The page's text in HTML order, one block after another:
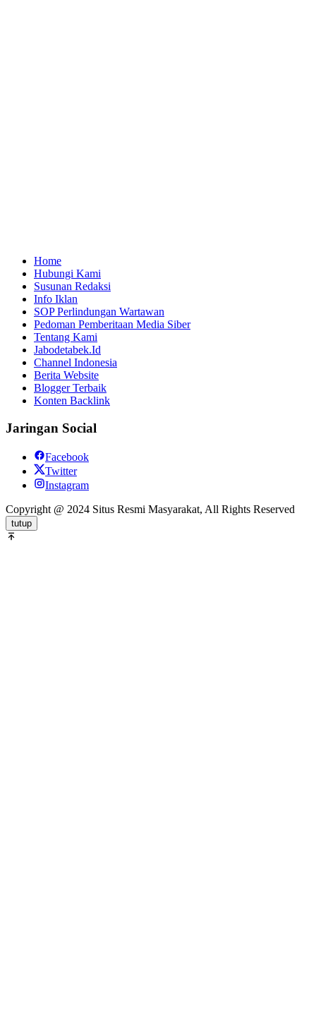
Home
Hubungi Kami
Susunan Redaksi
Info Iklan
SOP Perlindungan Wartawan
Pedoman Pemberitaan Media Siber
Tentang Kami
Jabodetabek.Id
Channel Indonesia
Berita Website
Blogger Terbaik
Konten Backlink
Jaringan Social
Facebook
Twitter
Instagram
Copyright @ 2024 Situs Resmi Masyarakat, All Rights Reserved
tutup